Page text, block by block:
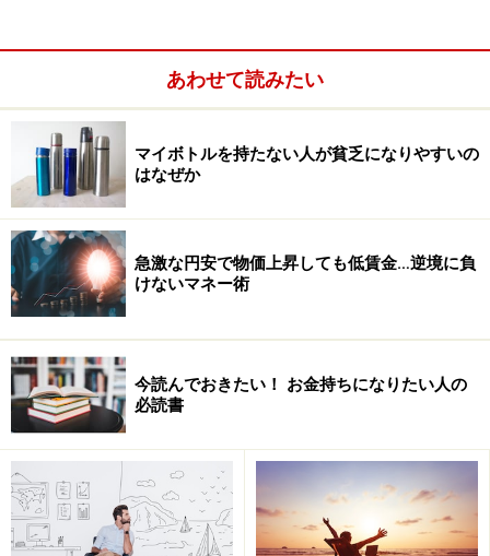
そこで、スジの良い失敗のやり方をご紹介します。
スジの良い失敗は「受け入れること」から
始まる
まずは失敗を受け入れることです。失敗そのものは悪い
ことではなく、むしろ今までの自分のやり方を変えなけ
ればならないという新たな気づきの場なのです。
たとえばテニスでも野球でも、うまく打てなければ打ち
方を変えるはず。試合に勝てないのに相変わらず同じ打
あわせて読みたい
マイボトルを持たない人が貧乏になりやすいの
はなぜか
急激な円安で物価上昇しても低賃金…逆境に負
けないマネー術
今読んでおきたい！ お金持ちになりたい人の
必読書